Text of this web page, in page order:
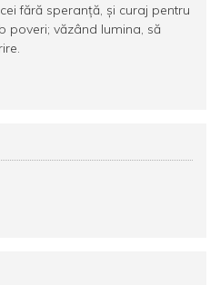
fără speranță, şi curaj pentru
poveri; văzând lumina, să